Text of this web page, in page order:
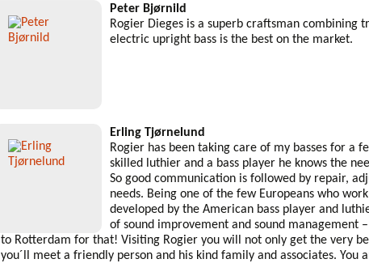
Peter Bjørnild
Rogier Dieges is a superb craftsman combining
electric upright bass is the best on the market.
Erling Tjørnelund
Rogier has been taking care of my basses for a
skilled luthier and a bass player he knows the
So good communication is followed by repair,
needs. Being one of the few Europeans who
developed by the American bass player and
of sound improvement and sound management
to Rotterdam for that! Visiting Rogier you will not only get the very
you´ll meet a friendly person and his kind family and associates. You